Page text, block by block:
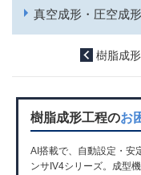
真空成形・圧空成形
樹脂成
樹脂成形工程のお
AI搭載で、自動設定・安
ンサIV4シリーズ。成型